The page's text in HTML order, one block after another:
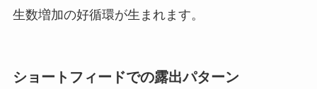
生数増加の好循環が生まれます。
ショートフィードでの露出パターン